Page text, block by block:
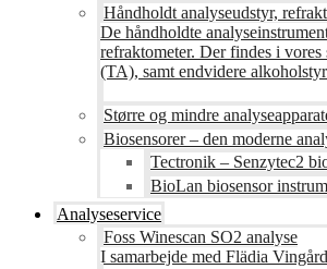
Håndholdt analyseudstyr,
De håndholdte
refraktometer. Der findes i
(TA), samt endvidere
Større og mindre
Biosensorer – den moderne
Tectronik – Senzytec2
BioLan biosensor
Analyseservice
Foss Winescan SO2 analyse
I samarbejde med Flädia